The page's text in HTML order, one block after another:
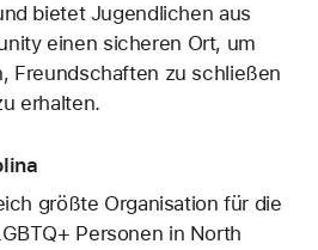
bietet Jugendlichen aus
einen sicheren Ort, um
Freundschaften zu schließen
erhalten.
größte Organisation für die
Personen in North